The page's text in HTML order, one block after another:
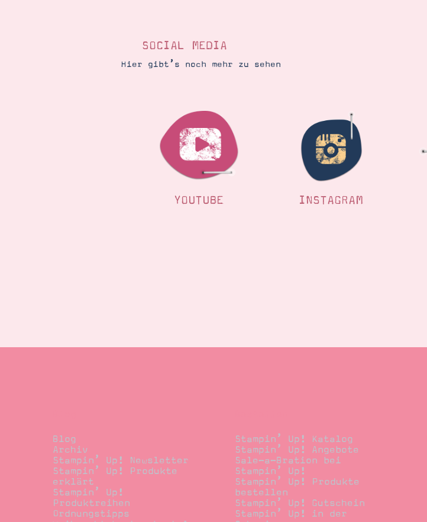
SOCIAL MEDIA
Hier gibt’s noch mehr zu sehen
YOUTUBE INSTAGRAM
Blog
Archiv
Stampin’ Up! Newsletter
Stampin’ Up! Produkte
erklärt
Stampin’ Up!
Produktreihen
Ordnungstipps
Stampin’ Up! Katalog
Stampin’ Up! Angebote
Sale-a-Bration bei
Stampin’ Up!
Stampin’ Up! Produkte
bestellen
Stampin’ Up! Gutschein
Stampin’ Up! in der